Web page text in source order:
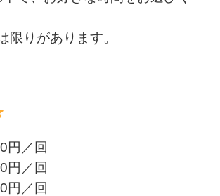
。
限りがあります。
円／回
円／回
円／回